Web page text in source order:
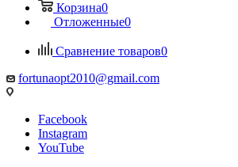
Корзина0
Отложенные0
Сравнение товаров0
fortunaopt2010@gmail.com
Facebook
Instagram
YouTube